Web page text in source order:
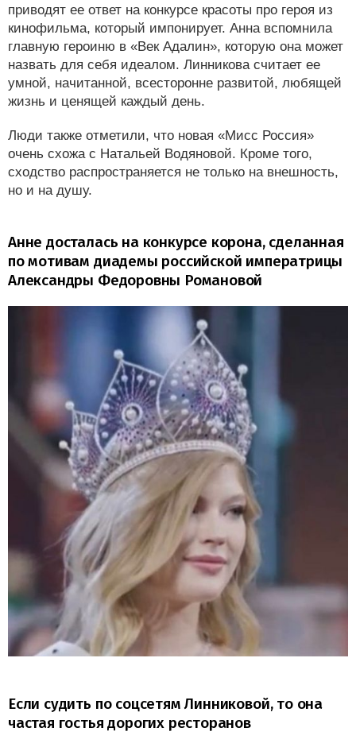
приводят ее ответ на конкурсе красоты про героя из
кинофильма, который импонирует. Анна вспомнила
главную героиню в «Век Адалин», которую она может
назвать для себя идеалом. Линникова считает ее
умной, начитанной, всесторонне развитой, любящей
жизнь и ценящей каждый день.
Люди также отметили, что новая «Мисс Россия»
очень схожа с Натальей Водяновой. Кроме того,
сходство распространяется не только на внешность,
но и на душу.
Анне досталась на конкурсе корона, сделанная
по мотивам диадемы российской императрицы
Александры Федоровны Романовой
Если судить по соцсетям Линниковой, то она
частая гостья дорогих ресторанов